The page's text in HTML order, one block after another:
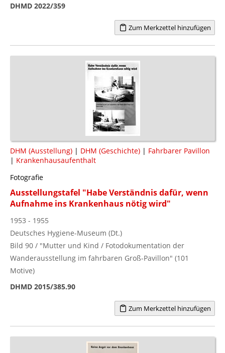
DHMD 2022/359
Zum Merkzettel hinzufügen
DHM (Ausstellung) | DHM (Geschichte) | Fahrbarer Pavillon
| Krankenhausaufenthalt
Fotografie
Ausstellungstafel "Habe Verständnis dafür, wenn
Aufnahme ins Krankenhaus nötig wird"
1953 - 1955
Deutsches Hygiene-Museum (Dt.)
Bild 90 / "Mutter und Kind / Fotodokumentation der
Wanderausstellung im fahrbaren Groß-Pavillon" (101
Motive)
DHMD 2015/385.90
Zum Merkzettel hinzufügen